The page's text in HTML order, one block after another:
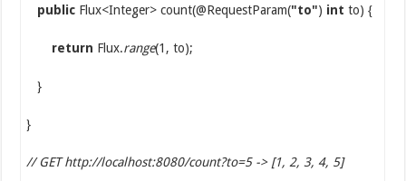
public Flux<Integer> count(@RequestParam("to") int to) {
return Flux.range(1, to);
}
}
// GET http://localhost:8080/count?to=5 -> [1, 2, 3, 4, 5]